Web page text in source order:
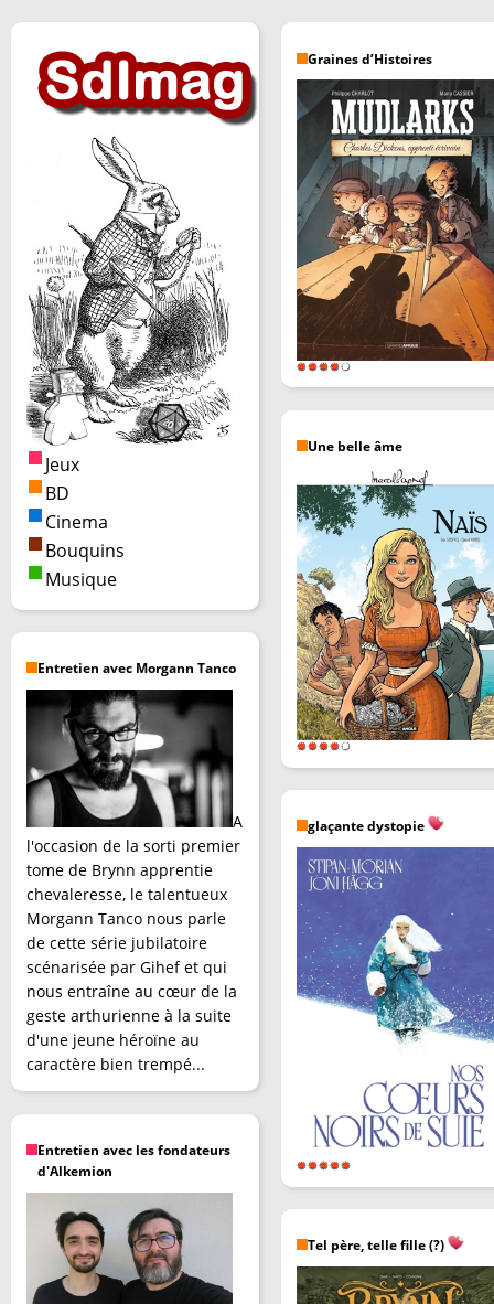
Jeux
BD
Cinema
Bouquins
Musique
Entretien avec Morgann Tanco
A
l'occasion de la sorti premier
tome de Brynn apprentie
chevaleresse, le talentueux
Morgann Tanco nous parle
de cette série jubilatoire
scénarisée par Gihef et qui
nous entraîne au cœur de la
geste arthurienne à la suite
d'une jeune héroïne au
caractère bien trempé...
Entretien avec les fondateurs
d'Alkemion
Graines d’Histoires
Une belle âme
glaçante dystopie
Tel père, telle fille (?)